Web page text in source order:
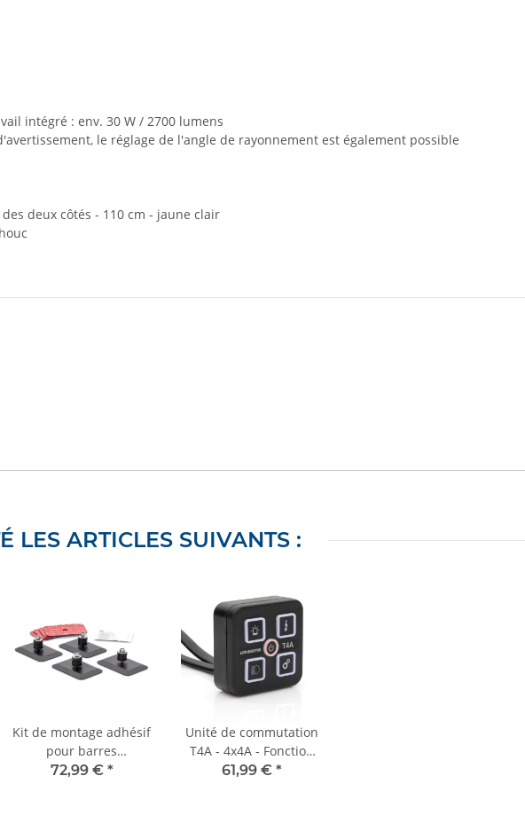
intégré : env. 30 W / 2700 lumens
le réglage de l'angle de rayonnement est également possible
deux côtés - 110 cm - jaune clair
LES ARTICLES SUIVANTS :
Kit de montage adhésif
pour barres
d'avertissement - sans
72,99 € *
Unité de commutation
T4A - 4x4A - Fonction
interrupteur/bouton-
61,99 € *